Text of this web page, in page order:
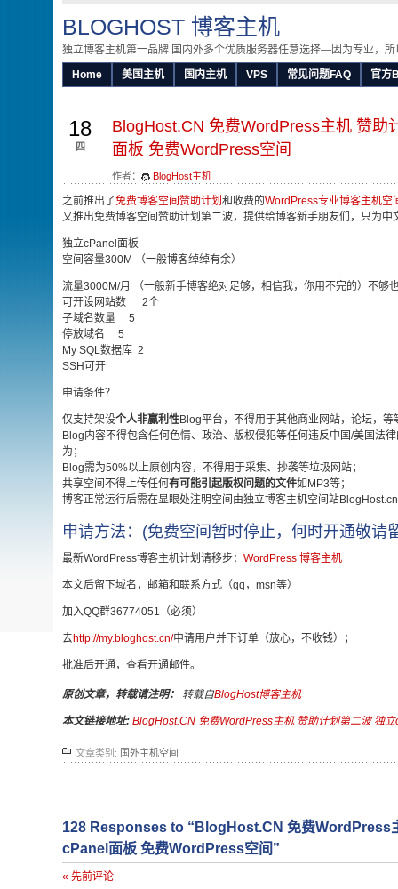
BLOGHOST 博客主机
独立博客主机第一品牌 国内外多个优质服务器任意选择—因为专业，所
Home
美国主机 国内主机 VPS 常见问题FAQ 官方
18
四
BlogHost.CN 免费WordPress主机 赞助
面板 免费WordPress空间
作者： BlogHost主机
之前推出了免费博客空间赞助计划 和收费的WordPress专业博客主机空
又推出免费博客空间赞助计划第二波，提供给博客新手朋友们，只为中
独立cPanel面板
空间容量300M （一般博客绰绰有余）
流量3000M/月 （一般新手博客绝对足够，相信我，你用不完的）不够
可开设网站数 2个
子域名数量 5
停放域名 5
My SQL数据库 2
SSH可开
申请条件？
仅支持架设个人非赢利性Blog平台，不得用于其他商业网站，论坛，等
Blog内容不得包含任何色情、政治、版权侵犯等任何违反中国/美国法
为；
Blog需为50%以上原创内容，不得用于采集、抄袭等垃圾网站；
共享空间不得上传任何 有可能引起版权问题的文件如MP3等；
博客正常运行后需在显眼处注明空间由独立博客主机空间站
申请方法：(免费空间暂时停止，何时开通敬请
最新WordPress博客主机计划请移步： WordPress 博客主机
本文后留下域名，邮箱和联系方式（qq，msn等）
加入QQ群36774051（必须）
去http://my.bloghost.cn/申请用户并下订单（放心，不收钱）；
批准后开通，查看开通邮件。
原创文章，转载请注明： 转载自BlogHost博客主机
本文链接地址: BlogHost.CN 免费WordPress主机 赞助计划第二波 独
文章类别: 国外主机空间
128 Responses to “BlogHost.CN 免费WordPress
cPanel面板 免费WordPress空间”
« 先前评论